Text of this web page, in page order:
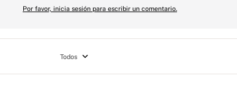
Por favor, inicia sesión para escribir un comentario.
Todos